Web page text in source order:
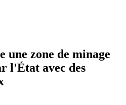
une zone de minage
l'État avec des